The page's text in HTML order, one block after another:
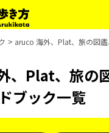
aruco 海外、Plat、旅の図
、Plat、旅の
ブック一覧